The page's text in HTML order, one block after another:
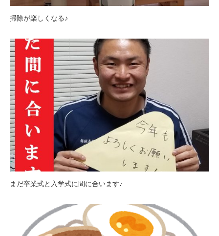
掃除が楽しくなる♪
まだ卒業式と入学式に間に合います♪